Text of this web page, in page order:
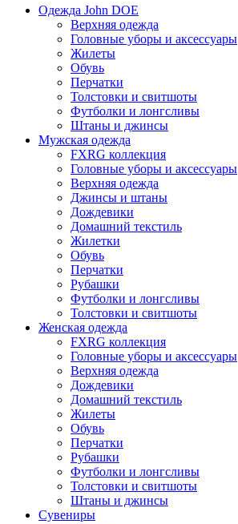
Одежда John DOE
Верхняя одежда
Головные уборы и аксессуары
Жилеты
Обувь
Перчатки
Толстовки и свитшоты
Футболки и лонгсливы
Штаны и джинсы
Мужская одежда
FXRG коллекция
Головные уборы и аксессуары
Верхняя одежда
Джинсы и штаны
Дождевики
Домашний текстиль
Жилетки
Обувь
Перчатки
Рубашки
Футболки и лонгсливы
Толстовки и свитшоты
Женская одежда
FXRG коллекция
Головные уборы и аксессуары
Верхняя одежда
Дождевики
Домашний текстиль
Жилеты
Обувь
Перчатки
Рубашки
Футболки и лонгсливы
Толстовки и свитшоты
Штаны и джинсы
Сувениры